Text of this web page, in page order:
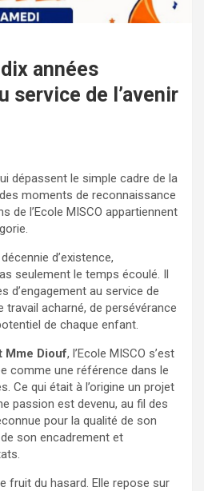
années
service de l’avenir
dépassent le simple cadre de la
moments de reconnaissance
de l’Ecole MISCO appartiennent
d’existence,
seulement le temps écoulé. Il
d’engagement au service de
travail acharné, de persévérance
de chaque enfant.
Mme Diouf, l’Ecole MISCO s’est
comme une référence dans le
Ce qui était à l’origine un projet
passion est devenu, au fil des
pour la qualité de son
son encadrement et
fruit du hasard. Elle repose sur